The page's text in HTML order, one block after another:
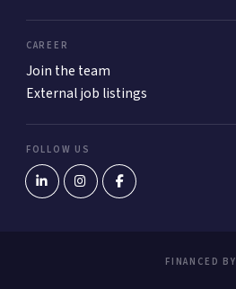
CAREER
Join the team
External job listings
FOLLOW US
FINANCED BY